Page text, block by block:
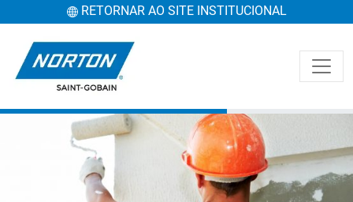
RETORNAR AO SITE INSTITUCIONAL